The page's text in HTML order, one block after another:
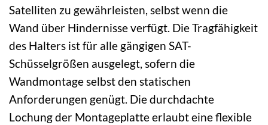
Satelliten zu gewährleisten, selbst wenn die
Wand über Hindernisse verfügt. Die Tragfähigkeit
des Halters ist für alle gängigen SAT-
Schüsselgrößen ausgelegt, sofern die
Wandmontage selbst den statischen
Anforderungen genügt. Die durchdachte
Lochung der Montageplatte erlaubt eine flexible